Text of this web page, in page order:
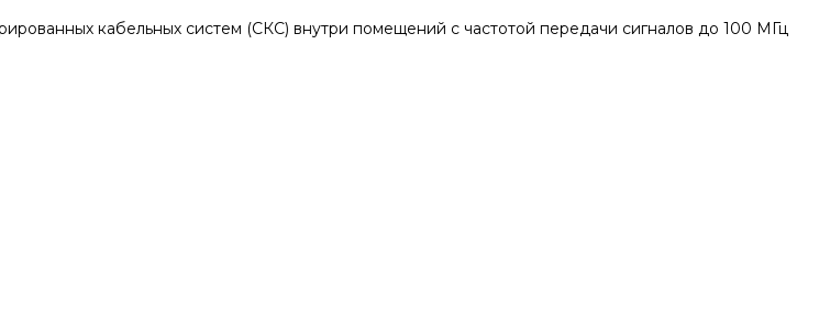
кабельных систем (СКС) внутри помещений с частотой передачи сигналов до 100 МГц